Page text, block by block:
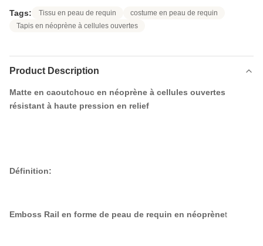
Tags: Tissu en peau de requin
costume en peau de requin
Tapis en néoprène à cellules ouvertes
Product Description
Matte en caoutchouc en néoprène à cellules ouvertes
résistant à haute pression en relief
Définition:
Emboss Rail en forme de peau de requin en néoprènet